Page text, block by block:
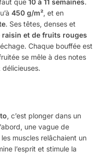
que 10 à 11 semaines.
450 g/m², et en
. Ses têtes, denses et
raisin et de fruits rouges
Chaque bouffée est
se mêle à des notes
, c’est plonger dans un
une vague de
muscles relâchaient un
l’esprit et stimule la